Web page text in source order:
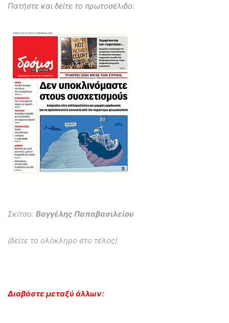
Πατήστε και δείτε το πρωτοσέλιδο:
Σκίτσο: Βαγγέλης Παπαβασιλείου
(δείτε το ολόκληρο στο τέλος)
Διαβάστε μεταξύ άλλων: